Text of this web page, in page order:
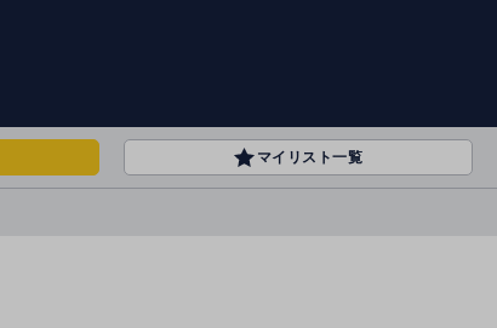
マイリスト一覧